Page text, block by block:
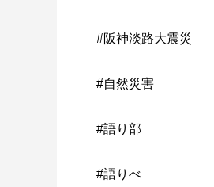
#阪神淡路大震災
#自然災害
#語り部
#語りべ